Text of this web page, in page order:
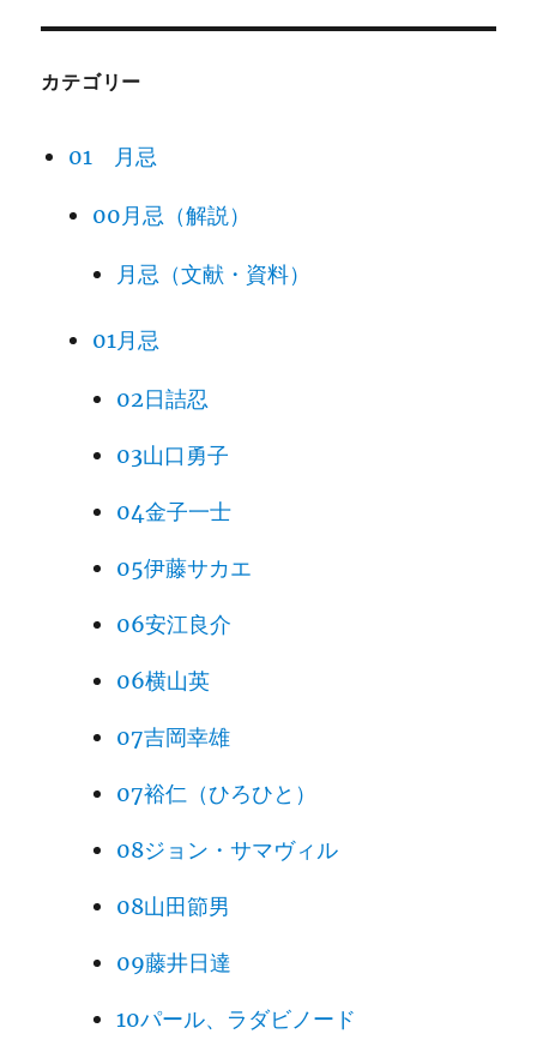
カテゴリー
01 月忌
00月忌（解説）
月忌（文献・資料）
01月忌
02日詰忍
03山口勇子
04金子一士
05伊藤サカエ
06安江良介
06横山英
07吉岡幸雄
07裕仁（ひろひと）
08ジョン・サマヴィル
08山田節男
09藤井日達
10パール、ラダビノード